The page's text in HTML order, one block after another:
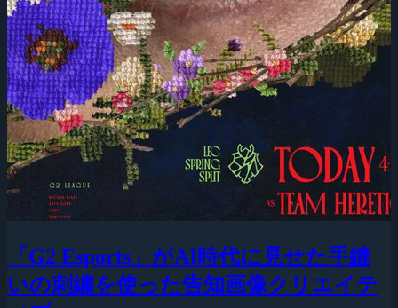
「G2 Esports」がAI時代に見せた手縫
いの刺繍を使った告知画像クリエイテ